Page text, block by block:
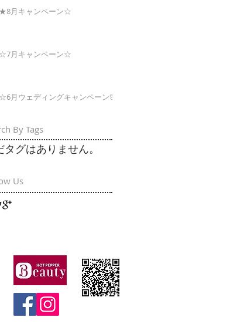
By Tags
★8月キャンペーン☆
☆7月キャンペーン☆
☆6月ウェディングキャンペーン🌸
タグはありません。
Us